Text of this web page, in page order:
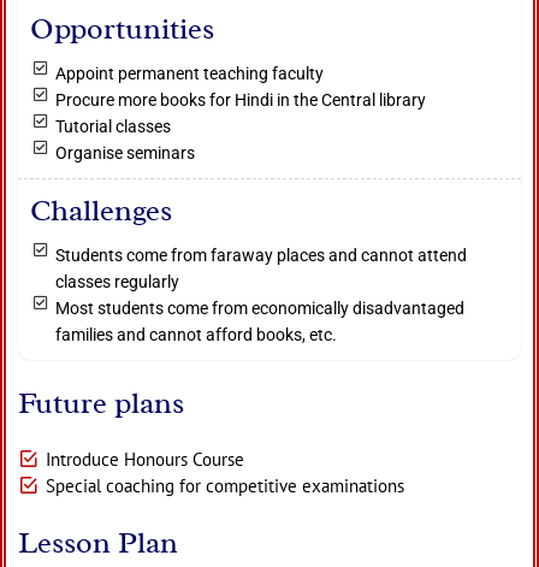
Opportunities
Appoint permanent teaching faculty
Procure more books for Hindi in the Central library
Tutorial classes
Organise seminars
Challenges
Students come from faraway places and cannot attend
classes regularly
Most students come from economically disadvantaged
families and cannot afford books, etc.
Future plans
Introduce Honours Course
Special coaching for competitive examinations
Lesson Plan